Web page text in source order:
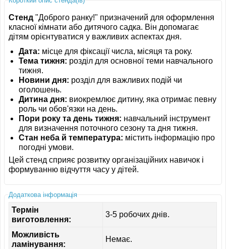
Стенд "Доброго ранку!" призначений для оформлення
класної кімнати або дитячого садка. Він допомагає
дітям орієнтуватися у важливих аспектах дня.
Дата: місце для фіксації числа, місяця та року.
Тема тижня: розділ для основної теми навчального
тижня.
Новини дня: розділ для важливих подій чи
оголошень.
Дитина дня: виокремлює дитину, яка отримає певну
роль чи обов'язки на день.
Пори року та день тижня: навчальний інструмент
для визначення поточного сезону та дня тижня.
Стан неба й температура: містить інформацію про
погодні умови.
Цей стенд сприяє розвитку організаційних навичок і
формуванню відчуття часу у дітей.
Додаткова інформація
Термін
виготовлення:
3-5 робочих днів.
Можливість
ламінування:
Немає.